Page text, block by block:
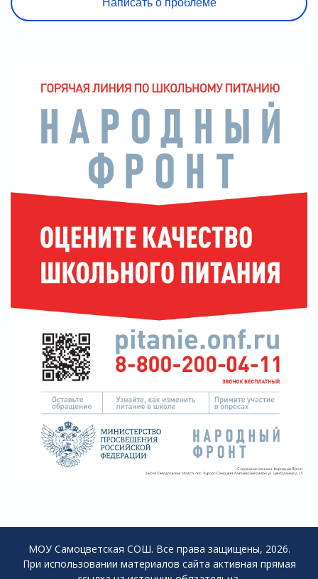
Написать о проблеме
МОУ Самоцветская СОШ. Все права защищены, 2026.
При использовании материалов сайта активная прямая